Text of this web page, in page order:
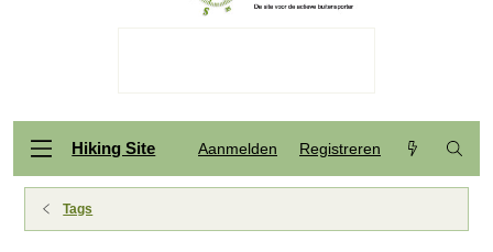
Hiking Site Aanmelden Registreren
Tags